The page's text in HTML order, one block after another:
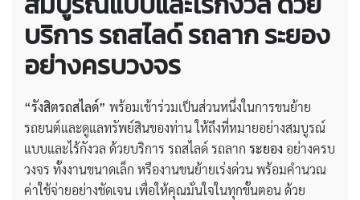
บริการ รถสไลด์ รถลาก ระยอง
อย่างครบวงจร
“รังสิตรถสไลด์” พร้อมเข้าร่วมเป็นส่วนหนึ่งในการขนย้าย
รถยนต์และดูแลทรัพย์สินของท่าน ให้ถึงที่หมายอย่างสมบูรณ์
แบบและไร้กังวล ด้วยบริการ รถสไลด์ รถลาก ระยอง อย่างครบ
วงจร ทั้งงานขนาดเล็ก หรืองานขนย้ายเร่งด่วน พร้อมคำนวณ
ค่าใช้จ่ายอย่างชัดเจน เพื่อให้คุณมั่นใจในทุกขั้นตอน ด้วย